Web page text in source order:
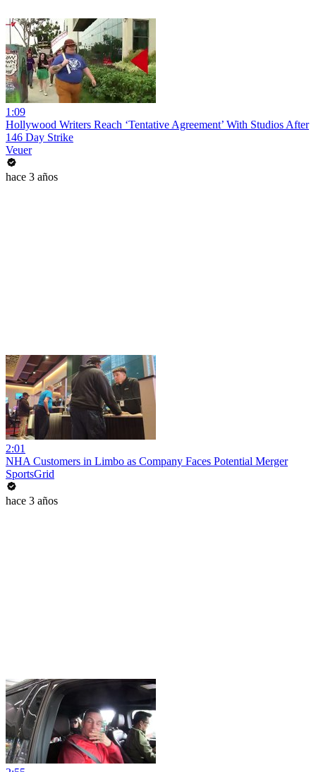
1:09
Hollywood Writers Reach ‘Tentative Agreement’ With Studios After
146 Day Strike
Veuer
hace 3 años
2:01
NHA Customers in Limbo as Company Faces Potential Merger
SportsGrid
hace 3 años